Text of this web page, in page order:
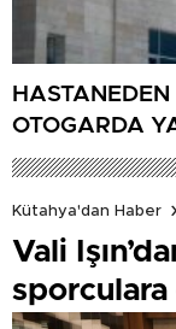
OTOGARDA
Kütahya'dan Haber
Vali
sporculara